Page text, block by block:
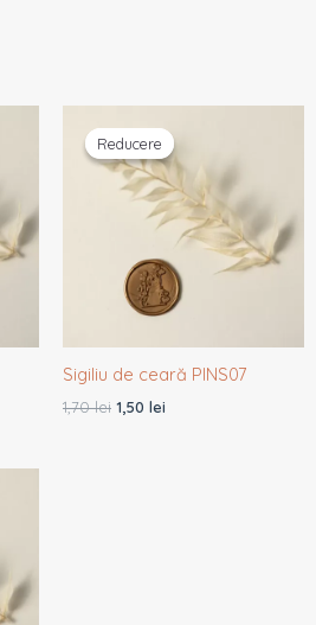
Reducere
Reducere
Sigiliu de ceară PINS07
1,70lei
inițial
a
fost:
1,70 lei.
1,50 lei
curent
este:
1,50 lei.